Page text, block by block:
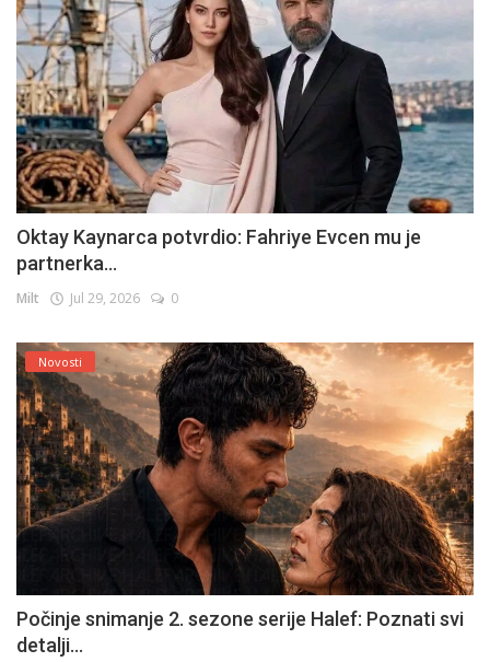
Oktay Kaynarca potvrdio: Fahriye Evcen mu je
partnerka...
Milt Jul 29, 2026 0
Novosti
Počinje snimanje 2. sezone serije Halef: Poznati svi
detalji...